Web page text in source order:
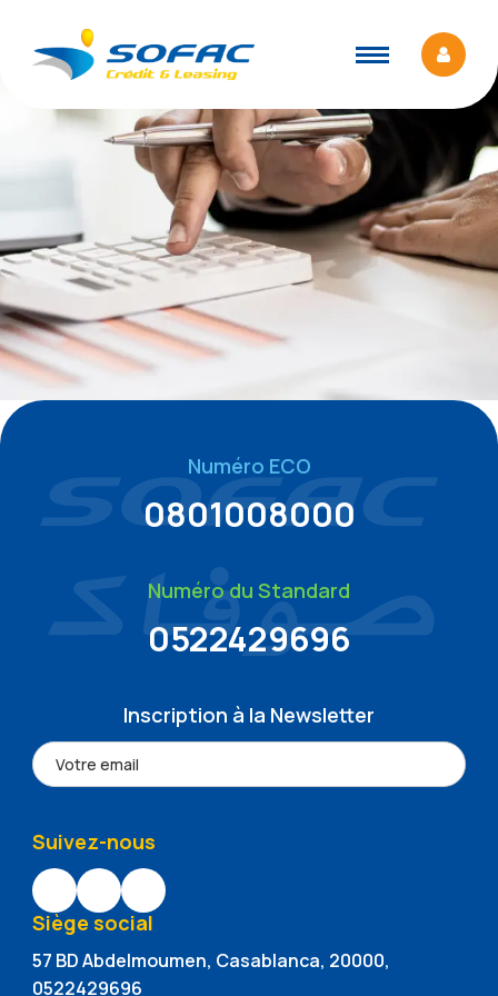
Numéro ECO
0801008000
Numéro du Standard
0522429696
Inscription à la Newsletter
Suivez-nous
Siège social
57 BD Abdelmoumen, Casablanca, 20000,
0522429696